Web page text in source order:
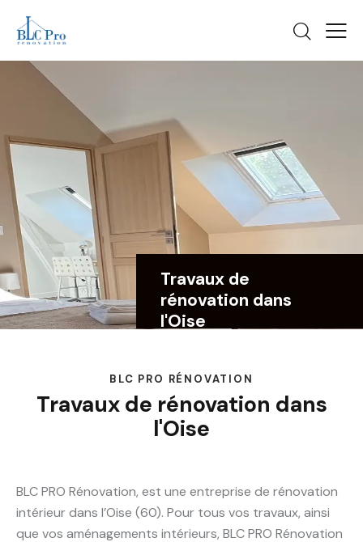
Travaux de
rénovation dans
l'Oise
BLC PRO RÉNOVATION
Travaux de rénovation dans
l'Oise
BLC PRO Rénovation, est une entreprise de rénovation
intérieur dans l’Oise (60). Pour tous vos travaux, ainsi
que vos aménagements intérieurs, BLC PRO Rénovation